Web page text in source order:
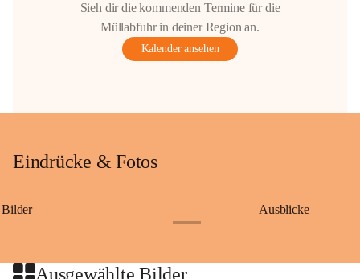
Sieh dir die kommenden Termine für die
Müllabfuhr in deiner Region an.
Kalender ansehen
Eindrücke & Fotos
Bilder Ausblicke
Ausgewählte Bilder